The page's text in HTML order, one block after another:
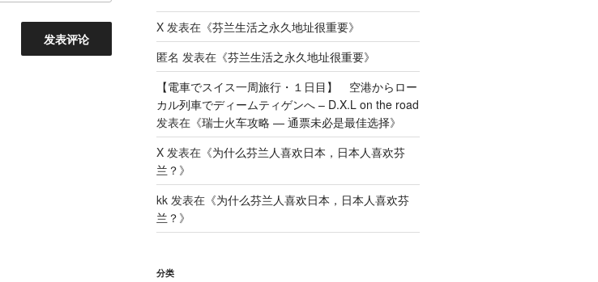
X发表在《芬兰生活之永久地址很重要》
匿名 发表在《芬兰生活之永久地址很重要》
【電車でスイス一周旅行・１日目】 空港からロー
カル列車でディームティゲンへ – D.X.L on the road
发表在《瑞士火车攻略 — 通票未必是最佳选择》
X发表在《为什么芬兰人喜欢日本，日本人喜欢芬
兰？ 》
kk发表在《为什么芬兰人喜欢日本，日本人喜欢芬
兰？ 》
分类